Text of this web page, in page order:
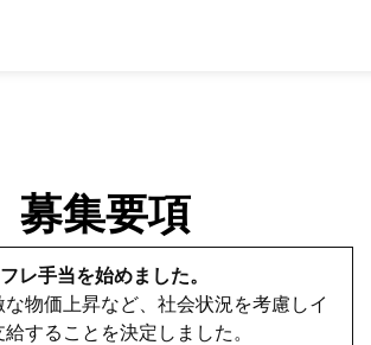
募集要項
レ手当を始めました。
物価上昇など、社会状況を考慮しイ
することを決定しました。